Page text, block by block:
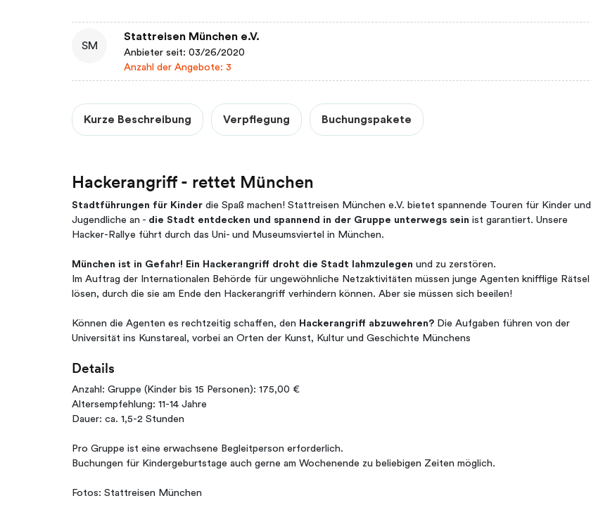
SM
Stattreisen München e.V.
Anbieter seit: 03/26/2020
Anzahl der Angebote: 3
Kurze Beschreibung Verpflegung Buchungspakete
Hackerangriff - rettet München
Stadtführungen für Kinder die Spaß machen! Stattreisen München e.V. bietet spannende Touren für Kinder und
Jugendliche an - die Stadt entdecken und spannend in der Gruppe unterwegs sein ist garantiert. Unsere
Hacker-Rallye führt durch das Uni- und Museumsviertel in München.
München ist in Gefahr! Ein Hackerangriff droht die Stadt lahmzulegen und zu zerstören.
Im Auftrag der Internationalen Behörde für ungewöhnliche Netzaktivitäten müssen junge Agenten knifflige Rätsel
lösen, durch die sie am Ende den Hackerangriff verhindern können. Aber sie müssen sich beeilen!
Können die Agenten es rechtzeitig schaffen, den Hackerangriff abzuwehren? Die Aufgaben führen von der
Universität ins Kunstareal, vorbei an Orten der Kunst, Kultur und Geschichte Münchens
Details
Anzahl: Gruppe (Kinder bis 15 Personen): 175,00 €
Altersempfehlung: 11-14 Jahre
Dauer: ca. 1,5-2 Stunden
Pro Gruppe ist eine erwachsene Begleitperson erforderlich.
Buchungen für Kindergeburtstage auch gerne am Wochenende zu beliebigen Zeiten möglich.
Fotos: Stattreisen München